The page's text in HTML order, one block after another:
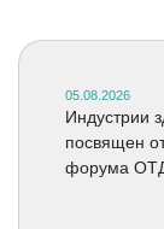
05.08.2026
Индустрии
посвящен
форума